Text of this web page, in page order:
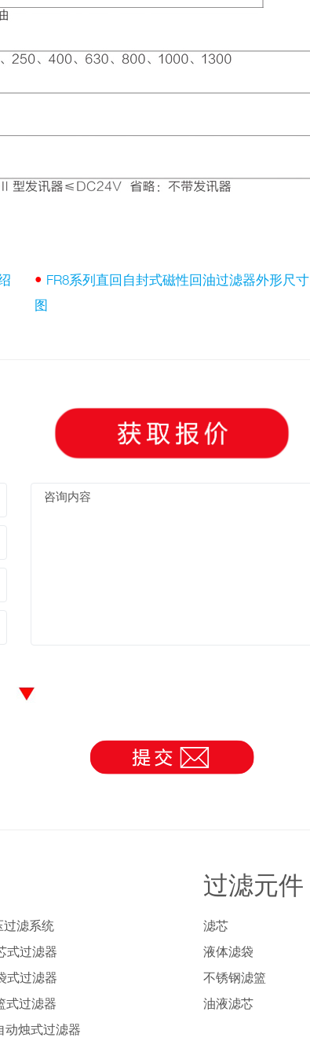
• FR8系列直回自封式磁性回油过滤器外形尺寸
图
过滤系统
式过滤器
式过滤器
式过滤器
动烛式过滤器
过滤元件
滤芯
液体滤袋
不锈钢滤篮
油液滤芯